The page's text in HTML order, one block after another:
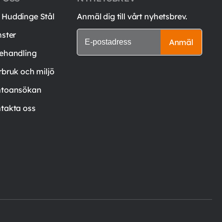
Stål
och miljö
oss
Anmäl dig till vårt nyhetsbrev.
Anmäl